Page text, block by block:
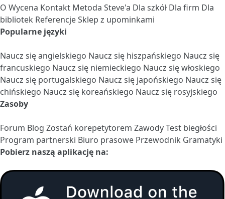
O Wycena Kontakt Metoda Steve'a Dla szkół Dla firm Dla
bibliotek ReferencjeSklep z upominkami
Popularne języki
Naucz się angielskiego Naucz się hiszpańskiego Naucz się
francuskiego Naucz się niemieckiego Naucz się włoskiego
Naucz się portugalskiego Naucz się japońskiego Naucz się
chińskiego Naucz się koreańskiego Naucz się rosyjskiego
Zasoby
Forum Blog Zostań korepetytorem ZawodyTest biegłości
Program partnerski Biuro prasowe Przewodnik Gramatyki
Pobierz naszą aplikację na: